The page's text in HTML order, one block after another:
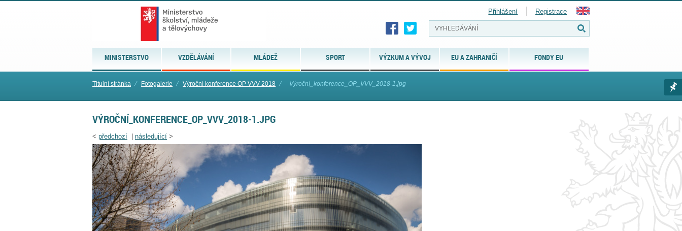
MINISTERSTVO VZDĚLÁVÁNÍ MLÁDEŽ SPORT VÝZKUM A VÝVOJ EU A ZAHRANIČÍ FONDY EU
Přihlášení Registrace
Titulní stránka ⁄ Fotogalerie ⁄ Výroční konference OP VVV 2018 ⁄ Výroční_konference_OP_VVV_2018-1.jpg
VÝROČNÍ_KONFERENCE_OP_VVV_2018-1.JPG
< předchozí následující >